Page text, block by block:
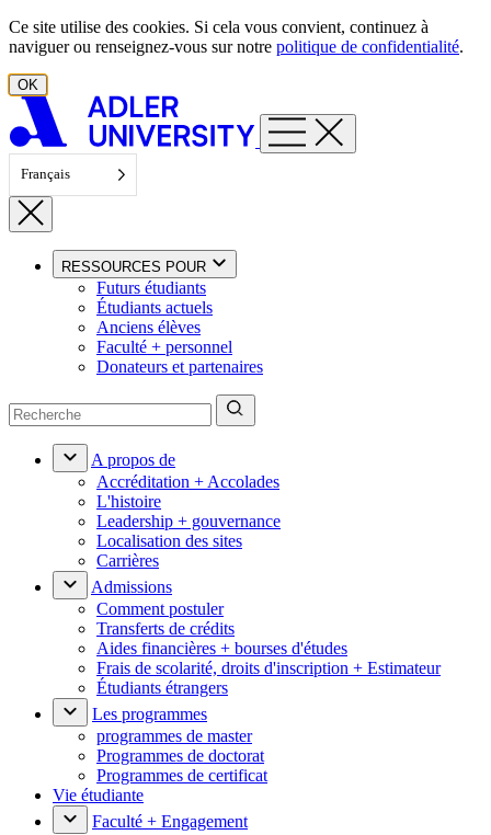
Aller au contenu
Ce site utilise des cookies. Si cela vous convient, continuez à
naviguer ou renseignez-vous sur notre politique de confidentialité.
OK
Français
RESSOURCES POUR
Futurs étudiants
Étudiants actuels
Anciens élèves
Faculté + personnel
Donateurs et partenaires
A propos de
Accréditation + Accolades
L'histoire
Leadership + gouvernance
Localisation des sites
Carrières
Admissions
Comment postuler
Transferts de crédits
Aides financières + bourses d'études
Frais de scolarité, droits d'inscription + Estimateur
Étudiants étrangers
Les programmes
programmes de master
Programmes de doctorat
Programmes de certificat
Vie étudiante
Faculté + Engagement